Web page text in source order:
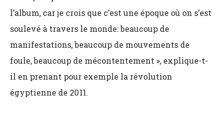
l’album, car je crois que c’est une époque où on s’est
soulevé à travers le monde: beaucoup de
manifestations, beaucoup de mouvements de
foule, beaucoup de mécontentement », explique-t-
il en prenant pour exemple la révolution
égyptienne de 2011.